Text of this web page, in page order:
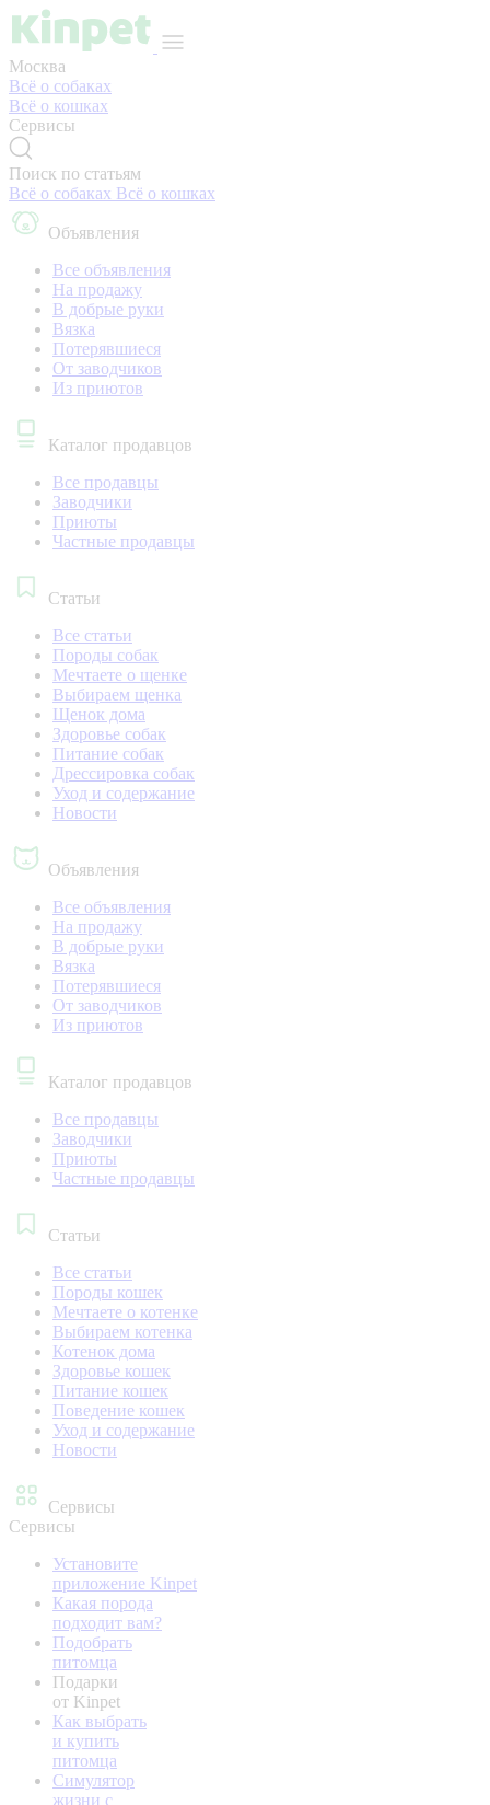
Москва
Всё о собаках
Всё о кошках
Сервисы
Поиск по статьям
Всё о собаках Всё о кошках
Объявления
Все объявления
На продажу
В добрые руки
Вязка
Потерявшиеся
От заводчиков
Из приютов
Каталог продавцов
Все продавцы
Заводчики
Приюты
Частные продавцы
Статьи
Все статьи
Породы собак
Мечтаете о щенке
Выбираем щенка
Щенок дома
Здоровье собак
Питание собак
Дрессировка собак
Уход и содержание
Новости
Объявления
Все объявления
На продажу
В добрые руки
Вязка
Потерявшиеся
От заводчиков
Из приютов
Каталог продавцов
Все продавцы
Заводчики
Приюты
Частные продавцы
Статьи
Все статьи
Породы кошек
Мечтаете о котенке
Выбираем котенка
Котенок дома
Здоровье кошек
Питание кошек
Поведение кошек
Уход и содержание
Новости
Сервисы
Сервисы
Установите
приложение Kinpet
Какая порода
подходит вам?
Подобрать
питомца
Подарки
от Kinpet
Как выбрать
и купить
питомца
Симулятор
жизни с